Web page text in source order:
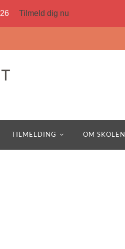
Tilmeld dig nu
TILMELDING OM SKOLEN